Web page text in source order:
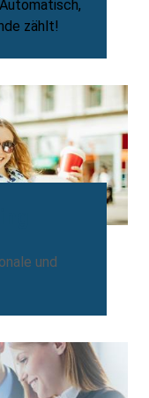
zählt!
und